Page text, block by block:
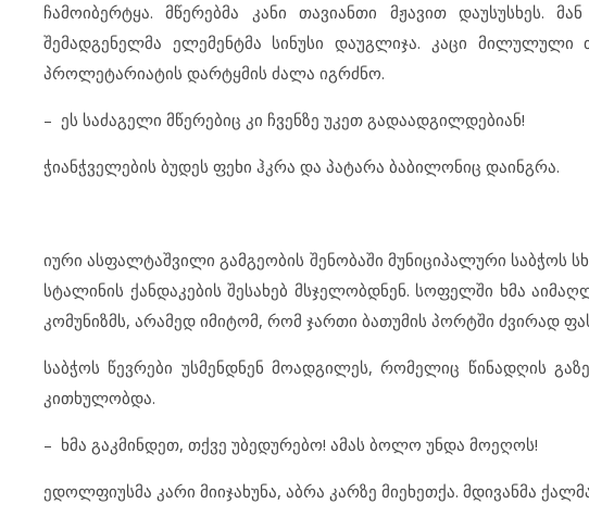
ჩამოიბერტყა. მწერებმა კანი თავიანთი მჟავით დაუსუსხეს.
შემადგენელმა ელემენტმა სინუსი დაუგლიჯა. კაცი
პროლეტარიატის დარტყმის ძალა იგრძნო.
– ეს საძაგელი მწერებიც კი ჩვენზე უკეთ გადაადგილდებიან!
ჭიანჭველების ბუდეს ფეხი ჰკრა და პატარა ბაბილონიც დაინგრა.
იური ასფალტაშვილი გამგეობის შენობაში მუნიციპალური
სტალინის ქანდაკების შესახებ მსჯელობდნენ. სოფელში ხმა
კომუნიზმს, არამედ იმიტომ, რომ ჯართი ბათუმის პორტში ძვირად
საბჭოს წევრები უსმენდნენ მოადგილეს, რომელიც წინადღის
კითხულობდა.
– ხმა გაკმინდეთ, თქვე უბედურებო! ამას ბოლო უნდა მოეღოს!
ედოლფიუსმა კარი მიიჯახუნა, აბრა კარზე მიეხეთქა. მდივანმა